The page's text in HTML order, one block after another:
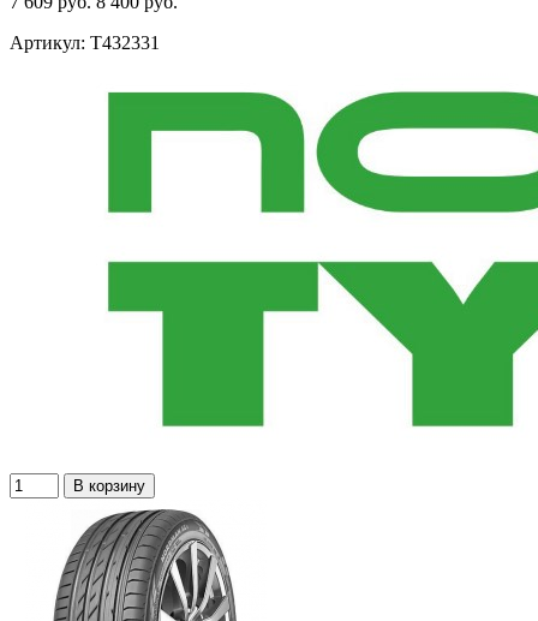
Артикул: T432331
В корзину